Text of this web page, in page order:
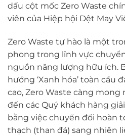
dấu cột mốc Zero Waste
viên của Hiệp hội Dệt May
Zero Waste tự hào là một
phong trong lĩnh vực
nguồn năng lượng hữu ích.
hướng ‘Xanh hóa’ toàn cầu
cao, Zero Waste càng
đến các Quý khách hàng
bằng việc chuyển đổi hoàn
thạch (than đá) sang nhiên